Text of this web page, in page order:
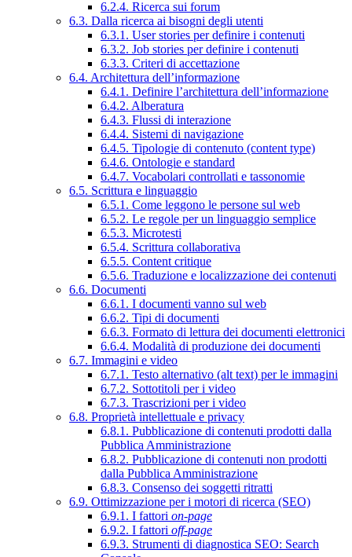
6.2.4. Ricerca sui forum
6.3. Dalla ricerca ai bisogni degli utenti
6.3.1. User stories per definire i contenuti
6.3.2. Job stories per definire i contenuti
6.3.3. Criteri di accettazione
6.4. Architettura dell’informazione
6.4.1. Definire l’architettura dell’informazione
6.4.2. Alberatura
6.4.3. Flussi di interazione
6.4.4. Sistemi di navigazione
6.4.5. Tipologie di contenuto (content type)
6.4.6. Ontologie e standard
6.4.7. Vocabolari controllati e tassonomie
6.5. Scrittura e linguaggio
6.5.1. Come leggono le persone sul web
6.5.2. Le regole per un linguaggio semplice
6.5.3. Microtesti
6.5.4. Scrittura collaborativa
6.5.5. Content critique
6.5.6. Traduzione e localizzazione dei contenuti
6.6. Documenti
6.6.1. I documenti vanno sul web
6.6.2. Tipi di documenti
6.6.3. Formato di lettura dei documenti elettronici
6.6.4. Modalità di produzione dei documenti
6.7. Immagini e video
6.7.1. Testo alternativo (alt text) per le immagini
6.7.2. Sottotitoli per i video
6.7.3. Trascrizioni per i video
6.8. Proprietà intellettuale e privacy
6.8.1. Pubblicazione di contenuti prodotti dalla
Pubblica Amministrazione
6.8.2. Pubblicazione di contenuti non prodotti
dalla Pubblica Amministrazione
6.8.3. Consenso dei soggetti ritratti
6.9. Ottimizzazione per i motori di ricerca (SEO)
6.9.1. I fattori on-page
6.9.2. I fattori off-page
6.9.3. Strumenti di diagnostica SEO: Search